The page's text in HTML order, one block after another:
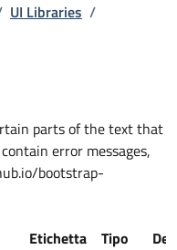
UI Libraries /
parts of the text that
error messages,
bootstrap-
Etichetta Tipo